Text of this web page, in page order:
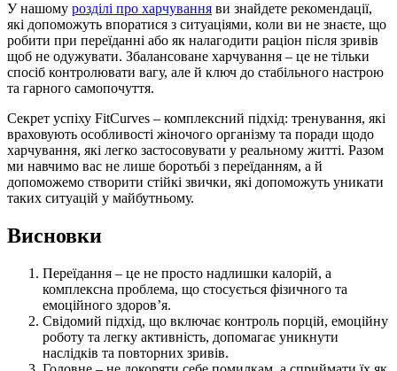
У нашому розділі про харчування ви знайдете рекомендації,
які допоможуть впоратися з ситуаціями, коли ви не знаєте, що
робити при переїданні або як налагодити раціон після зривів
щоб не одужувати. Збалансоване харчування – це не тільки
спосіб контролювати вагу, але й ключ до стабільного настрою
та гарного самопочуття.
Секрет успіху FitCurves – комплексний підхід: тренування, які
враховують особливості жіночого організму та поради щодо
харчування, які легко застосовувати у реальному житті. Разом
ми навчимо вас не лише боротьбі з переїданням, а й
допоможемо створити стійкі звички, які допоможуть уникати
таких ситуацій у майбутньому.
Висновки
Переїдання – це не просто надлишки калорій, а
комплексна проблема, що стосується фізичного та
емоційного здоров’я.
Свідомий підхід, що включає контроль порцій, емоційну
роботу та легку активність, допомагає уникнути
наслідків та повторних зривів.